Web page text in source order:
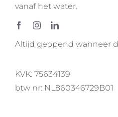
vanaf het water.
Altijd geopend wanneer
KVK: 75634139
btw nr: NL860346729B01